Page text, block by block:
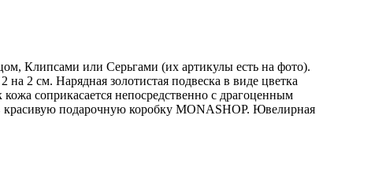
Клипсами или Серьгами (их aртикулы есть на фoто).
2 см. Нарядная золотистая подвеска в виде цветка
соприкасается непосредственно с драгоценным
красивую подарочную коробку MONASHOP. Ювелирная